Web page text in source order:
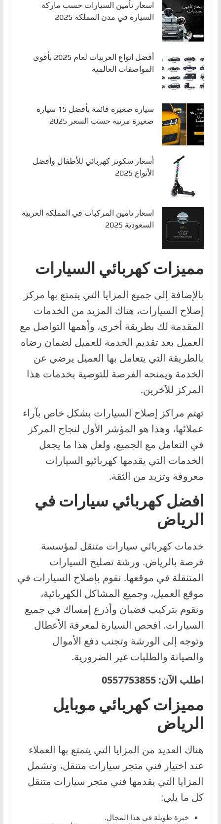
اسعار تأمين السيارات حسب ماركة
السيارة في مدن المملكة 2025
أفضل انواع العربيات لعام 2025 بأقوى
المواصفات العالمية
سياره صغيره قائمة بأفضل 15 سيارة
صغيرة مرتبة حسب السعر 2025
أسعار سكوتر كهربائي للأطفال وأفضل
الأنواع 2025
اسعار تامين المركبات في المملكة العربية
السعودية 2025
مميزات كهربائي السيارات
بالإضافة إلى جميع المزايا التي يتمتع بها مركز
إصلاح السيارات، هناك المزيد من الخدمات
المقدمة لك بطريقة أخرى، وأهمها التواصل مع
العميل بعد تقديم الخدمة للعميل لضمان رضاه
بالطريقة التي يتعامل بها العميل يرضي عن
الخدمة ويمنحه الفرصة للتوصية بخدمات هذا
المركز للآخرين.
تهتم مراكز إصلاح السيارات بشكل خاص بآراء
عملائها، وهذا هو المؤشر الأول لنجاح المركز
في التعامل مع الجميع، ولعل هذا ما يجعل
الخدمات التي يقدمها كهربائيو السيارات
معروفة وتزيد من الثقة.
افضل كهربائي سيارات في
الرياض
خدمات كهربائي سيارات متنقل لمؤسسة
فرصة بالرياض. ورشة تصليح السيارات
المتنقلة في موقعها. نقوم بإصلاح السيارات في
موقع العميل، وجميع المشاكل الكهربائية،
ونقوم بتركيب قضبان وأذرع إمساك في جميع
السيارات. افحص السيارة لمعرفة الأعطال
وتوجه إلى الورشة وتجنب دفع الأموال
والصيانة والطلبات غير الضرورية.
اطلب الآن: 0557753855
مميزات كهربائي موبايل
الرياض
هناك العديد من المزايا التي يتمتع بها العملاء
عند اختيار فني متجر سيارات متنقل، وتشمل
المزايا التي يقدمها فني متجر سيارات متنقل
كل ما يلي:
خبرة طويلة في هذا المجال.